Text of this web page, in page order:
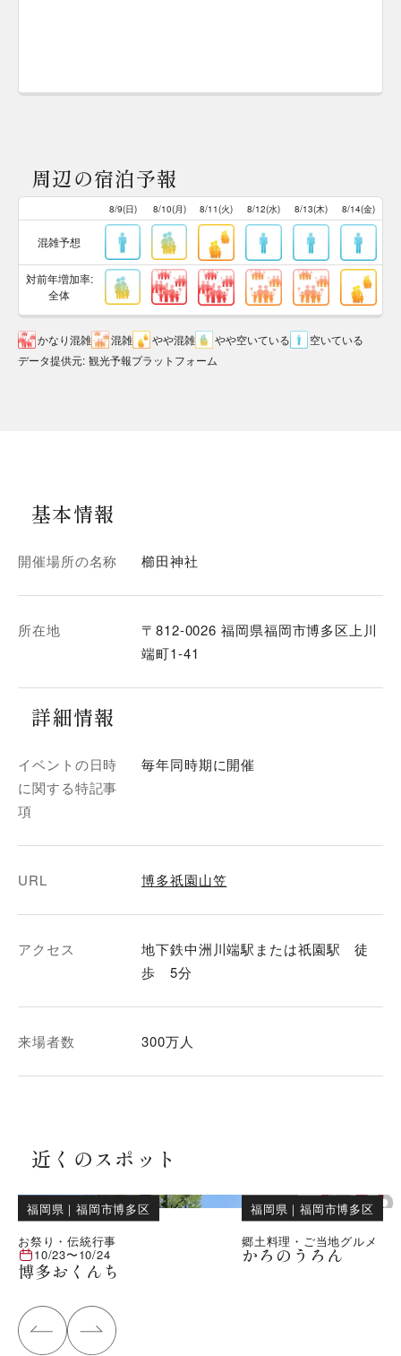
周辺の宿泊予報
8/9(日) 8/10(月) 8/11(火) 8/12(水) 8/13(木) 8/14(金)
混雑予想
対前年増加率:
全体
かなり混雑 混雑 やや混雑 やや空いている
空いている
データ提供元: 観光予報プラットフォーム
基本情報
開催場所の名称 櫛田神社
所在地
〒812-0026 福岡県福岡市博多区上川
端町1-41
詳細情報
イベントの日時
に関する特記事
項
毎年同時期に開催
URL 博多祇園山笠
アクセス
地下鉄中洲川端駅または祇園駅 徒
歩 5分
来場者数 300万人
近くのスポット
福岡県 ｜福岡市博多区
お祭り・伝統行事
10/23〜10/24
博多おくんち
福岡県 ｜福岡市博多区
郷土料理・ご当地グルメ
かろのうろん